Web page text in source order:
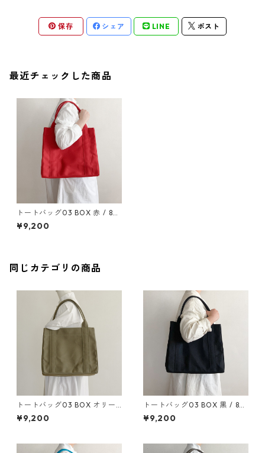
保存 シェア LINE ポスト
最近チェックした商品
トートバッグ03 BOX 赤 / 8号
帆布
¥9,200
同じカテゴリの商品
トートバッグ03 BOX オリー
ブ / 8号帆布
¥9,200
トートバッグ03 BOX 黒 / 8号
帆布
¥9,200